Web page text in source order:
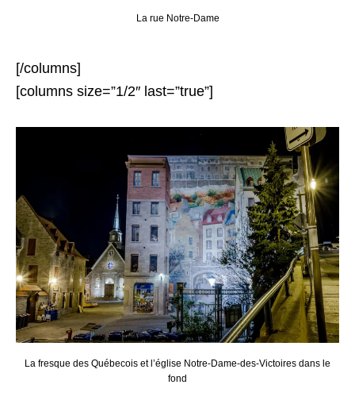
La rue Notre-Dame
[/columns]
[columns size=”1/2″ last=”true”]
La fresque des Québecois et l’église Notre-Dame-des-Victoires dans le
fond